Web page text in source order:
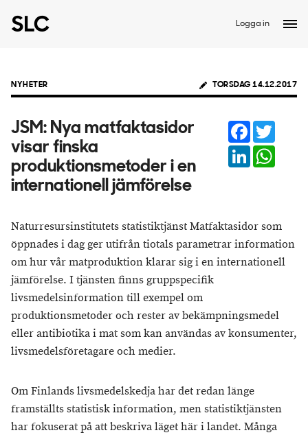
Logga in
NYHETER TORSDAG 14.12.2017
JSM: Nya matfaktasidor
visar finska
produktionsmetoder i en
internationell jämförelse
Facebook
LinkedIn
Naturresursinstitutets statistiktjänst Matfaktasidor som
öppnades i dag ger utifrån tiotals parametrar information
om hur vår matproduktion klarar sig i en internationell
jämförelse. I tjänsten finns gruppspecifik
livsmedelsinformation till exempel om
produktionsmetoder och rester av bekämpningsmedel
eller antibiotika i mat som kan användas av konsumenter,
livsmedelsföretagare och medier.
Om Finlands livsmedelskedja har det redan länge
framställts statistisk information, men statistiktjänsten
har fokuserat på att beskriva läget här i landet. Många